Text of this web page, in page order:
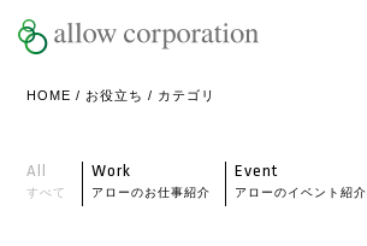
HOME / お役立ち / カテゴリ
All
すべて
Work
アローのお仕事紹介
Event
アローのイベント紹介